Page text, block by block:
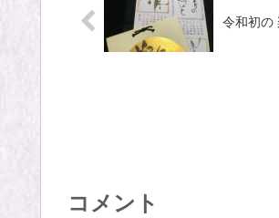
令和初
コメント